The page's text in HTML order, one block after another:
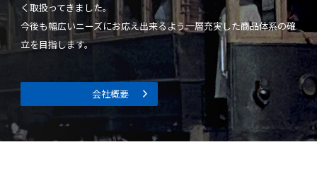
く取扱ってきました。
今後も幅広いニーズにお応え出来るよう一層充実した商品体系の確
立を目指します。
会社概要